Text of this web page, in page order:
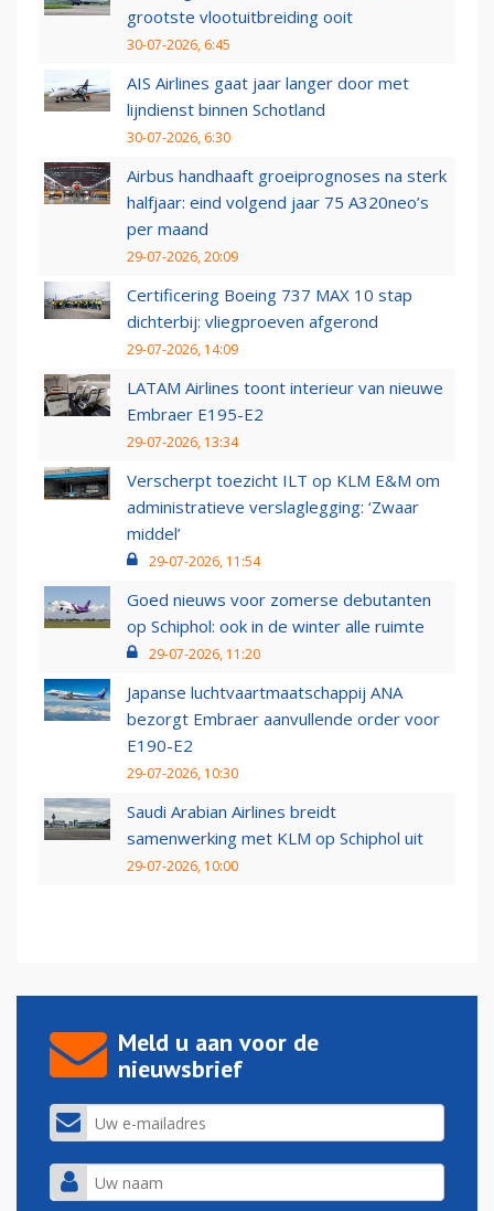
grootste vlootuitbreiding ooit
30-07-2026, 6:45
AIS Airlines gaat jaar langer door met
lijndienst binnen Schotland
30-07-2026, 6:30
Airbus handhaaft groeiprognoses na sterk
halfjaar: eind volgend jaar 75 A320neo’s
per maand
29-07-2026, 20:09
Certificering Boeing 737 MAX 10 stap
dichterbij: vliegproeven afgerond
29-07-2026, 14:09
LATAM Airlines toont interieur van nieuwe
Embraer E195-E2
29-07-2026, 13:34
Verscherpt toezicht ILT op KLM E&M om
administratieve verslaglegging: ‘Zwaar
middel’
29-07-2026, 11:54
Goed nieuws voor zomerse debutanten
op Schiphol: ook in de winter alle ruimte
29-07-2026, 11:20
Japanse luchtvaartmaatschappij ANA
bezorgt Embraer aanvullende order voor
E190-E2
29-07-2026, 10:30
Saudi Arabian Airlines breidt
samenwerking met KLM op Schiphol uit
29-07-2026, 10:00
Meld u aan voor de
nieuwsbrief